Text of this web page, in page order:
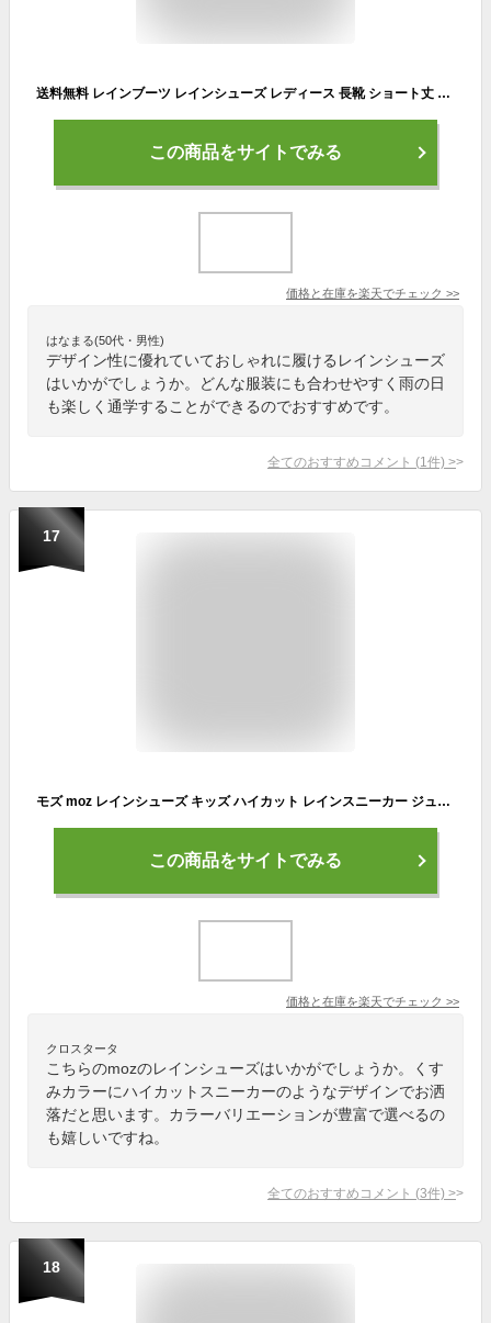
送料無料 レインブーツ レインシューズ レディース 長靴 ショート丈 シンプル 無地 黒 ブラック 定番 雨靴 防水 おしゃれ カジュアル かわいい 通勤 通学 女性 女子
この商品をサイトでみる
価格と在庫を楽天でチェック >>
はなまる(50代・男性)
デザイン性に優れていておしゃれに履けるレインシューズ
はいかがでしょうか。どんな服装にも合わせやすく雨の日
も楽しく通学することができるのでおすすめです。
全てのおすすめコメント (1 件) >
17
モズ moz レインシューズ キッズ ハイカット レインスニーカー ジュニア 子供靴 レインブーツ おしゃれ かわいい 男の子 女の子 ショート 雨靴 梅雨 小学生 通学 長靴 子供 ゴム紐 結ばない 履きやすい 黒 ブラック サックス
この商品をサイトでみる
価格と在庫を楽天でチェック >>
クロスタータ
こちらのmozのレインシューズはいかがでしょうか。くす
みカラーにハイカットスニーカーのようなデザインでお洒
落だと思います。カラーバリエーションが豊富で選べるの
も嬉しいですね。
全てのおすすめコメント (3件) >
18